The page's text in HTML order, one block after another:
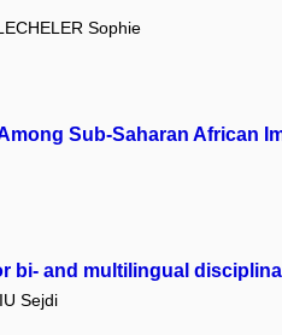
Sophie
Sub-Saharan African
bi- and multilingual
Sejdi